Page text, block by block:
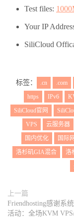
Test files:
Your IP
SiliCloud
标签： .cn .com
https
IPv6
SiliCloud官网
VPS
云服务器
国内优化
国际
洛杉矶GIA混合
洛
上一篇
Friendhosting感谢系
活动：全场KVM